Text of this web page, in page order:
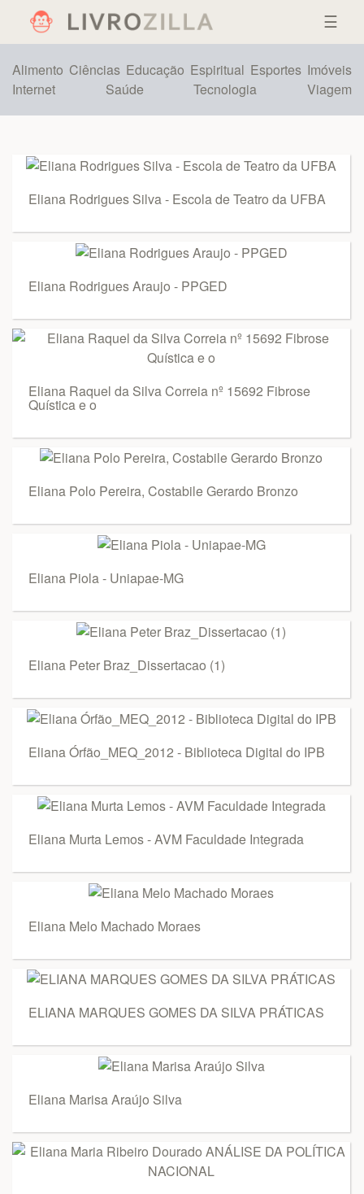
☰
Alimento Ciências Educação Espiritual Esportes Imóveis
Internet
Saúde Tecnologia Viagem
Eliana Rodrigues Silva - Escola de Teatro da UFBA
Eliana Rodrigues Araujo - PPGED
Eliana Raquel da Silva Correia nº 15692 Fibrose
Quística e o
Eliana Polo Pereira, Costabile Gerardo Bronzo
Eliana Piola - Uniapae-MG
Eliana Peter Braz_Dissertacao (1)
Eliana Órfão_MEQ_2012 - Biblioteca Digital do IPB
Eliana Murta Lemos - AVM Faculdade Integrada
Eliana Melo Machado Moraes
ELIANA MARQUES GOMES DA SILVA PRÁTICAS
Eliana Marisa Araújo Silva